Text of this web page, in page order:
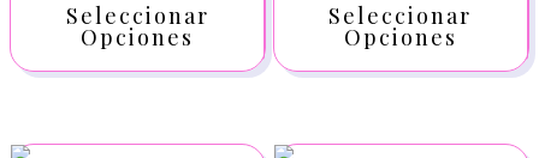
Seleccionar
Opciones
Seleccionar
Opciones